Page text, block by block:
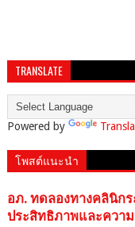
TRANSLATE
Powered by
โพสต์แนะนำ
อภ. ทดลองทางคลินิกร
ประสิทธิภาพและควา